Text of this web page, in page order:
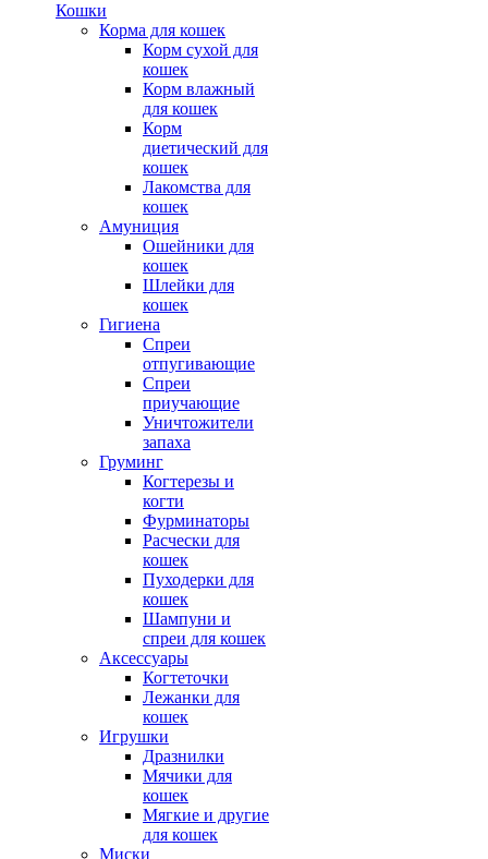
Кошки
Корма для кошек
Корм сухой для
кошек
Корм влажный
для кошек
Корм
диетический для
кошек
Лакомства для
кошек
Амуниция
Ошейники для
кошек
Шлейки для
кошек
Гигиена
Спреи
отпугивающие
Спреи
приучающие
Уничтожители
запаха
Груминг
Когтерезы и
когти
Фурминаторы
Расчески для
кошек
Пуходерки для
кошек
Шампуни и
спреи для кошек
Аксессуары
Когтеточки
Лежанки для
кошек
Игрушки
Дразнилки
Мячики для
кошек
Мягкие и другие
для кошек
Миски